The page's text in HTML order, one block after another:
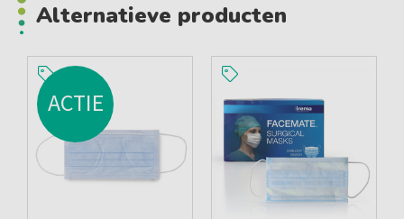
Alternatieve producten
ACTIE